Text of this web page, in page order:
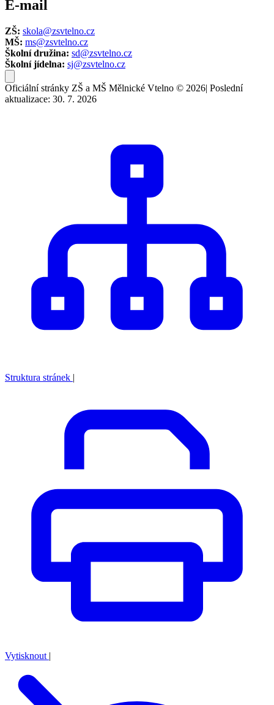
E-mail
ZŠ: skola@zsvtelno.cz
MŠ: ms@zsvtelno.cz
Školní družina: sd@zsvtelno.cz
Školní jídelna: sj@zsvtelno.cz
Oficiální stránky ZŠ a MŠ Mělnické Vtelno © 2026| Poslední
aktualizace: 30. 7. 2026
Struktura stránek |
Vytisknout |